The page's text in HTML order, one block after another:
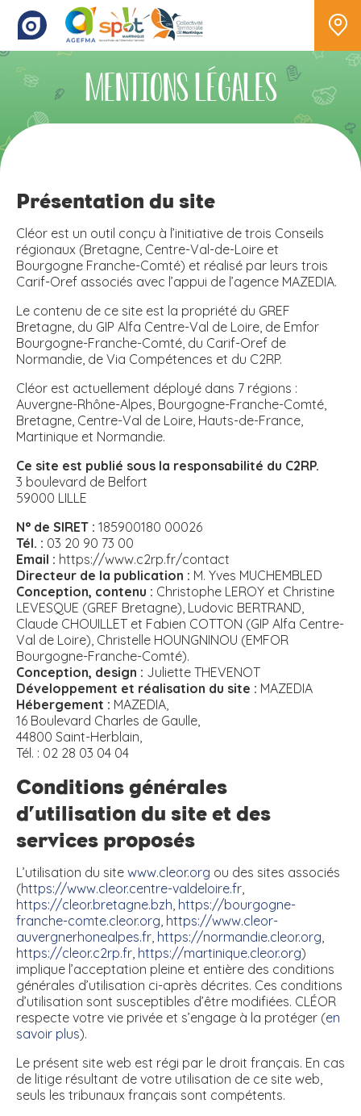
Mentions légales
Présentation du site
Cléor est un outil conçu à l’initiative de trois Conseils
régionaux (Bretagne, Centre-Val-de-Loire et
Bourgogne Franche-Comté) et réalisé par leurs trois
Carif-Oref associés avec l’appui de l’agence MAZEDIA.
Le contenu de ce site est la propriété du GREF
Bretagne, du GIP Alfa Centre-Val de Loire, de Emfor
Bourgogne-Franche-Comté, du Carif-Oref de
Normandie, de Via Compétences et du C2RP.
Cléor est actuellement déployé dans 7 régions :
Auvergne-Rhône-Alpes, Bourgogne-Franche-Comté,
Bretagne, Centre-Val de Loire, Hauts-de-France,
Martinique et Normandie.
Ce site est publié sous la responsabilité du C2RP.
3 boulevard de Belfort
59000 LILLE
N° de SIRET : 185900180 00026
Tél. : 03 20 90 73 00
Email : https://www.c2rp.fr/contact
Directeur de la publication : M. Yves MUCHEMBLED
Conception, contenu : Christophe LEROY et Christine
LEVESQUE (GREF Bretagne), Ludovic BERTRAND,
Claude CHOUILLET et Fabien COTTON (GIP Alfa Centre-
Val de Loire), Christelle HOUNGNINOU (EMFOR
Bourgogne-Franche-Comté).
Conception, design : Juliette THEVENOT
Développement et réalisation du site : MAZEDIA
Hébergement : MAZEDIA,
16 Boulevard Charles de Gaulle,
44800 Saint-Herblain,
Tél. : 02 28 03 04 04
Conditions générales
d’utilisation du site et des
services proposés
L’utilisation du site www.cleor.org ou des sites associés
(https://www.cleor.centre-valdeloire.fr,
https://cleor.bretagne.bzh, https://bourgogne-
franche-comte.cleor.org, https://www.cleor-
auvergnerhonealpes.fr, https://normandie.cleor.org,
https://cleor.c2rp.fr, https://martinique.cleor.org)
implique l’acceptation pleine et entière des conditions
générales d’utilisation ci-après décrites. Ces conditions
d’utilisation sont susceptibles d’être modifiées. CLÉOR
respecte votre vie privée et s’engage à la protéger (en
savoir plus).
Le présent site web est régi par le droit français. En cas
de litige résultant de votre utilisation de ce site web,
seuls les tribunaux français sont compétents.